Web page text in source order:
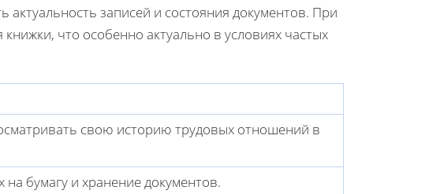
записей и состояния документов. При
что особенно актуально в условиях частых
свою историю трудовых отношений в
на бумагу и хранение документов.